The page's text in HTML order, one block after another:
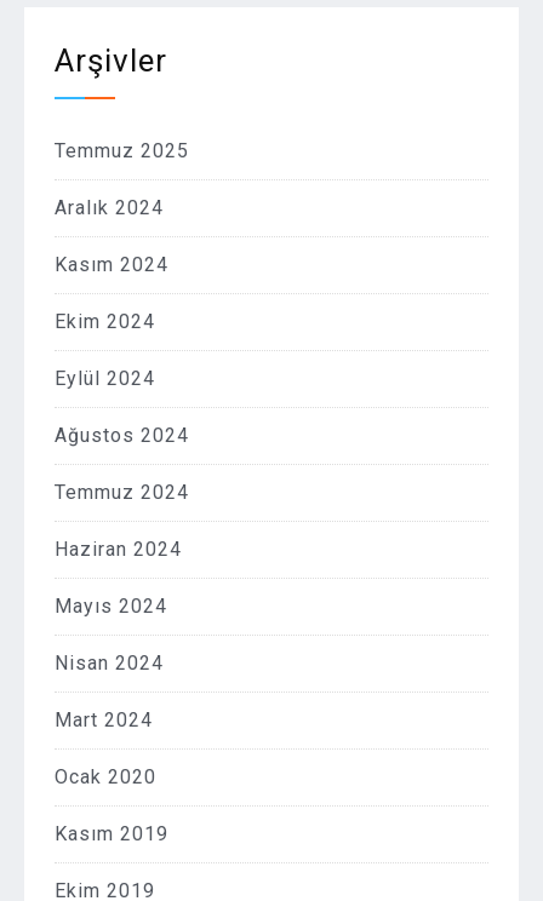
Arşivler
Temmuz 2025
Aralık 2024
Kasım 2024
Ekim 2024
Eylül 2024
Ağustos 2024
Temmuz 2024
Haziran 2024
Mayıs 2024
Nisan 2024
Mart 2024
Ocak 2020
Kasım 2019
Ekim 2019